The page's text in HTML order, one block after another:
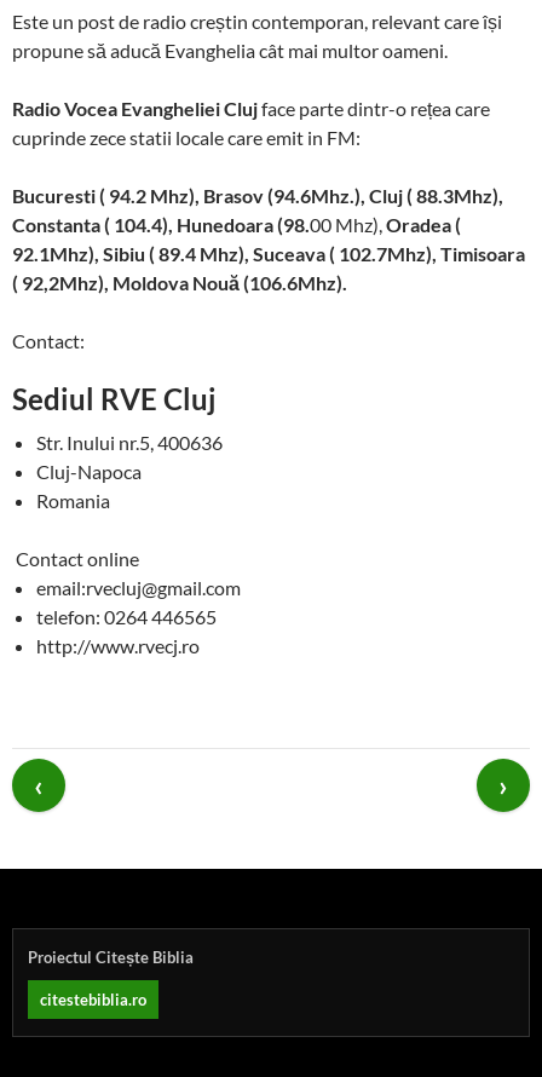
Este un post de radio creștin contemporan, relevant care își
propune să aducă Evanghelia cât mai multor oameni.
Radio Vocea Evangheliei Clujface parte dintr-o rețea care
cuprinde zece statii locale care emit in FM:
Bucuresti ( 94.2 Mhz), Brasov(94.6Mhz.), Cluj ( 88.3Mhz),
Constanta ( 104.4), Hunedoara (98.00 Mhz),Oradea (
92.1Mhz), Sibiu ( 89.4 Mhz), Suceava ( 102.7Mhz), Timisoara
( 92,2Mhz), Moldova Nouă (106.6Mhz).
Contact:
Sediul RVE Cluj
Str. Inului nr.5, 400636
Cluj-Napoca
Romania
Contact online
email:rvecluj@gmail.com
telefon: 0264 446565
http://www.rvecj.ro
Post
navigation
Proiectul Citește Biblia
citestebiblia.ro